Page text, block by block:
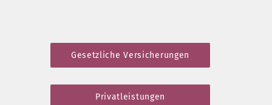
Gesetzliche Versicherungen
Privatleistungen